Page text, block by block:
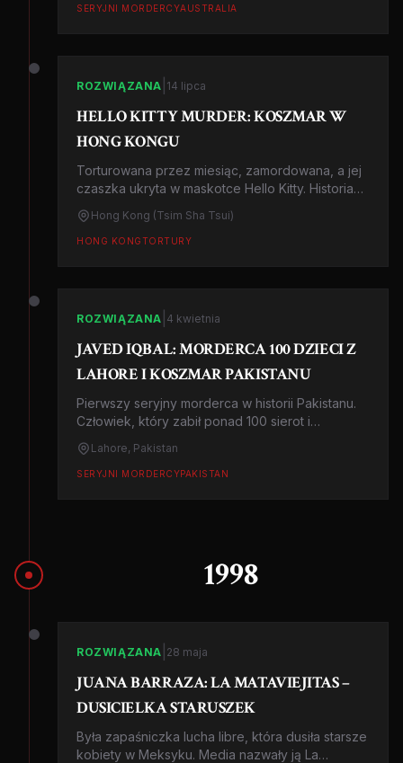
banku.
SERYJNI MORDERCYAUSTRALIA
ROZWIĄZANA 14 lipca
HELLO KITTY MURDER: KOSZMAR W
HONG KONGU
Torturowana przez miesiąc, zamordowana, a jej
czaszka ukryta w maskotce Hello Kitty. Historia
Fan Man-yee to jedna z najbrutalniejszych
zbrodni w Azji.
Hong Kong (Tsim Sha Tsui)
HONG KONGTORTURY
ROZWIĄZANA 4 kwietnia
JAVED IQBAL: MORDERCA 100 DZIECI Z
LAHORE I KOSZMAR PAKISTANU
Pierwszy seryjny morderca w historii Pakistanu.
Człowiek, który zabił ponad 100 sierot i
bezdomnych dzieci, rozczłonkował ich ciała i
wyrzucał do rzeki. Historia zabójcy, który wyzwał
policję na pojedynek.
Lahore, Pakistan
SERYJNI MORDERCYPAKISTAN
1998
ROZWIĄZANA 28 maja
JUANA BARRAZA: LA MATAVIEJITAS –
DUSICIELKA STARUSZEK
Była zapaśniczka lucha libre, która dusiła starsze
kobiety w Meksyku. Media nazwały ją La